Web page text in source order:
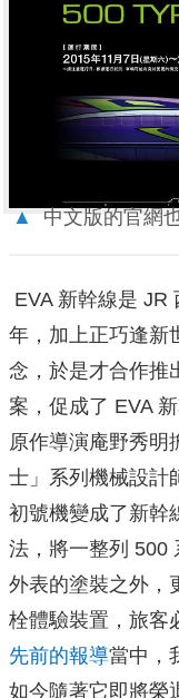
▲ 中文版的官網
EVA 新幹線是 JR
年，加上正巧逢新
念，於是才合作推
案，促成了 EVA
原作導演庵野秀明
士」系列機械設計
初號機變成了新幹
法，將一整列 500
外表的塗裝之外，
栓體驗裝置，旅客
先前的報導當中，
如今隨著它即將榮